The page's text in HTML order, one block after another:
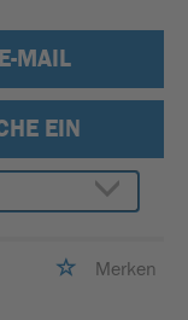
MAIL
EIN
Merken